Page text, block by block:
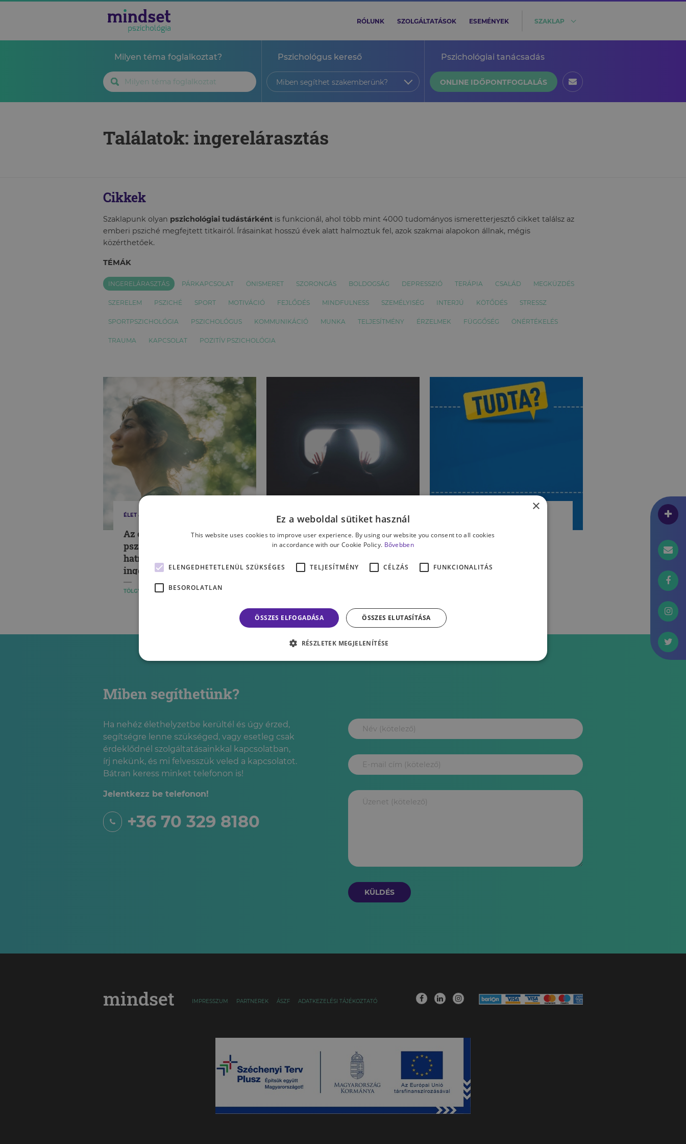
RÓLUNK SZOLGÁLTATÁSOK ESEMÉNYEK SZAKLAP
Milyen téma foglalkoztat? Pszichológus kereső
Miben segíthet szakemberünk?
Pszichológiai tanácsadás
ONLINE IDŐPONTFOGLALÁS
Találatok: ingerelárasztás
Cikkek
Szaklapunk olyan pszichológiai tudástárként is funkcionál, ahol több mint 4000 tudományos ismeretterjesztő cikket találsz az
emberi psziché megfejtett titkairól. Írásainkat hosszú évek alatt halmoztuk fel, azok szakmai alapokon állnak, mégis
közérthetőek.
TÉMÁK
INGERELÁRASZTÁS PÁRKAPCSOLAT ÖNISMERET SZORONGÁS BOLDOGSÁG DEPRESSZIÓ TERÁPIA CSALÁD MEGKÜZDÉS
SZERELEM PSZICHÉ SPORT MOTIVÁCIÓ FEJLŐDÉS MINDFULNESS SZEMÉLYISÉG INTERJÚ KÖTŐDÉS STRESSZ
SPORTPSZICHOLÓGIA PSZICHOLÓGUS KOMMUNIKÁCIÓ MUNKA TELJESÍTMÉNY ÉRZELMEK FÜGGŐSÉG ÖNÉRTÉKELÉS
TRAUMA KAPCSOLAT POZITÍV PSZICHOLÓGIA
ÉLET & PSZICHOLÓGIA
Az érzékelés
pszichológiája – Hogyan
hatnak ránk a környezeti
ingerek?
TÖLGYESI HAJNALKA
ÉLET & PSZICHOLÓGIA
Félelmeink nyomában –
10 fóbia amiről még
pszichológiai triádot
plakátkampány
Miben segíthetünk?
Ha nehéz élethelyzetbe kerültél és úgy érzed,
segítségre lenne szükséged, vagy esetleg csak
érdeklődnél szolgáltatásainkkal kapcsolatban,
írj nekünk, és mi felvesszük veled a kapcsolatot.
Bátran keress minket telefonon is!
Jelentkezz be telefonon!
+36 70 329 8180
KÜLDÉS
mindset IMPRESSZUM PARTNEREK ÁSZF ADATKEZELÉSI TÁJÉKOZTATÓ
×
Ez a weboldal sütiket használ
This website uses cookies to improve user experience. By using our website you consent to all cookies
in accordance with our Cookie Policy. Bővebben
ELENGEDHETETLENÜL SZÜKSÉGES TELJESÍTMÉNY CÉLZÁS FUNKCIONALITÁS
BESOROLATLAN
ÖSSZES ELFOGADÁSA ÖSSZES ELUTASÍTÁSA
RÉSZLETEK MEGJELENÍTÉSE